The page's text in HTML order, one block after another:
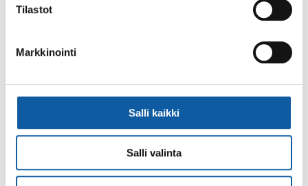
Tilastot
Markkinointi
Salli kaikki
Salli valinta
paimio.kaupunki@paimio.fi